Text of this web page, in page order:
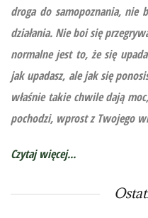
droga do samopoznania,
działania. Nie boi się
normalne jest to, że się
jak upadasz, ale jak się
właśnie takie chwile dają
pochodzi, wprost z Twojego
Czytaj więcej...